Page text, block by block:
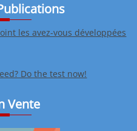
les avez-vous développées
Do the test now!
Vente